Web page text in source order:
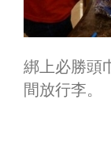
綁上必勝頭
間放行李。